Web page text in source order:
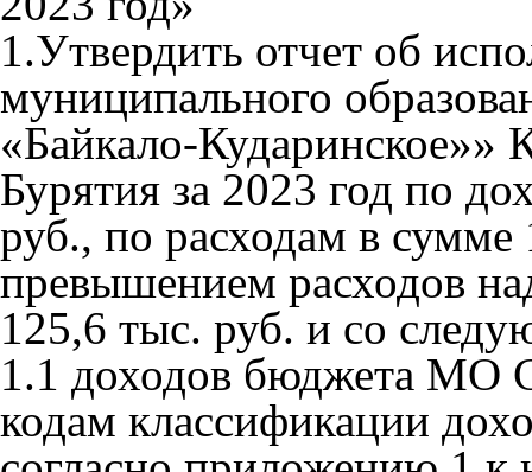
1.Утвердить отчет об
муниципального
«Байкало-Кударинское»»
Бурятия за 2023 год по
руб., по расходам в
превышением расходов
125,6 тыс. руб. и со
1.1 доходов бюджета МО
кодам классификации